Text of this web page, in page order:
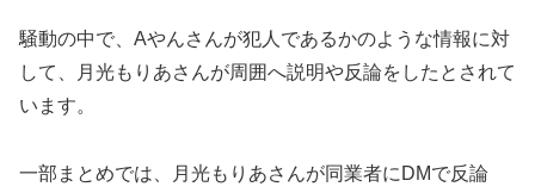
騒動の中で、Aやんさんが犯人であるかのような情報に対
して、月光もりあさんが周囲へ説明や反論をしたとされて
います。
一部まとめでは、月光もりあさんが同業者にDMで反論